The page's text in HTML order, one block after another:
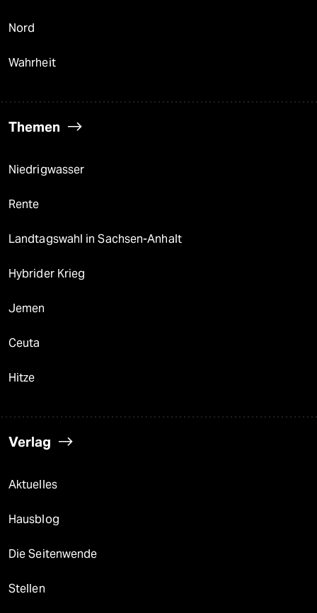
Nord
Wahrheit
Themen
Niedrigwasser
Rente
Landtagswahl in Sachsen-Anhalt
Hybrider Krieg
Jemen
Ceuta
Hitze
Verlag
Aktuelles
Hausblog
Die Seitenwende
Stellen